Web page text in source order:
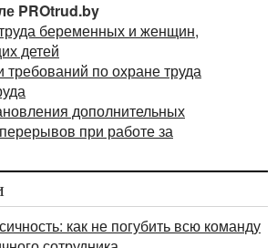
и (или) опасных
факторов. Основанием для
норм или перевода беременной
труд является медицинское
формы, выданное
PROtrud.by
беременных и женщин,
детей
требований по охране труда
дополнительных
при работе за